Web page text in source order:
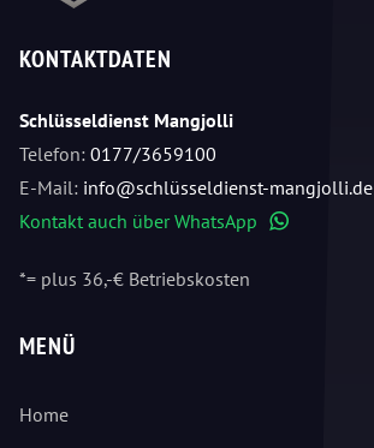
KONTAKTDATEN
Schlüsseldienst Mangjolli
Telefon: 0177/3659100
E-Mail: info@schlüsseldienst-mangjolli.de
Kontakt auch über WhatsApp
*= plus 36,-€ Betriebskosten
MENÜ
Home